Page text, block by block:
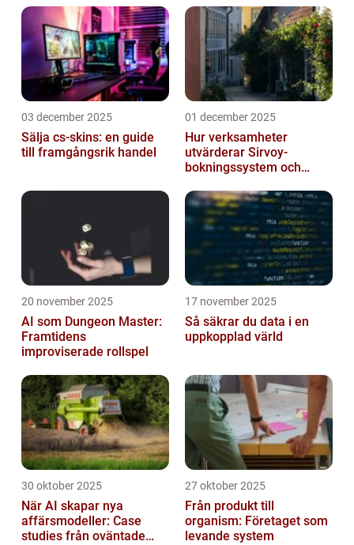
metoder och en historisk genom...
03 december 2025
Sälja cs-skins: en guide
till framgångsrik handel
01 december 2025
Hur verksamheter
utvärderar Sirvoy-
bokningssystem och
20 november 2025
AI som Dungeon Master:
Framtidens
improviserade rollspel
17 november 2025
Så säkrar du data i en
uppkopplad värld
30 oktober 2025
När AI skapar nya
affärsmodeller: Case
studies från oväntade
27 oktober 2025
Från produkt till
organism: Företaget som
levande system